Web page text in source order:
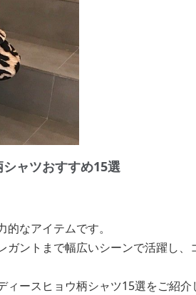
ャツおすすめ15選
なアイテムです。
ントまで幅広いシーンで活躍し、
ースヒョウ柄シャツ15選をご紹介